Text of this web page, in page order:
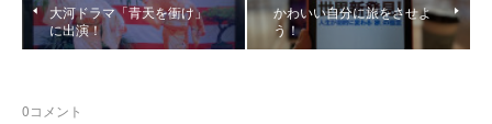
大河ドラマ「青天を衝け」
に出演！
かわいい自分に旅をさせよ
う！
0コメント